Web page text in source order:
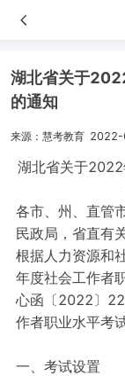
湖北省关于
的通知
来源：慧考教育
湖北省关于
各市、州、直管
民政局，省直有
根据人力资源和
年度社会工作者
心函〔2022〕
作者职业水平考
一、考试设置